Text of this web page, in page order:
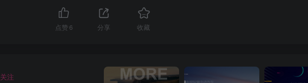
点赞 6 分享 收藏
关注